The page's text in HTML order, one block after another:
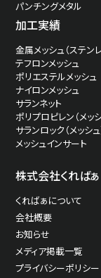
パンチングメタル
加工実績
金属メッシュ（ステン
テフロンメッシュ
ポリエステルメッシュ
ナイロンメッシュ
サランネット
ポリプロピレン（メッシ
サランロック（メッシュ
メッシュインサート
株式会社くればぁ
くればぁについて
会社概要
お知らせ
メディア掲載一覧
プライバシーポリシー